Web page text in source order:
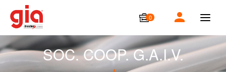
0
T
g
g
l
SOC. COOP. G.A.I.V.